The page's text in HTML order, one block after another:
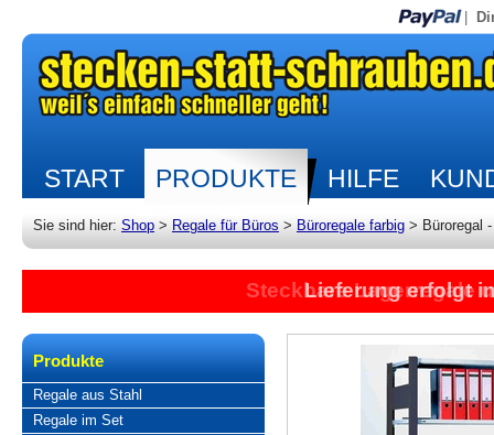
START PRODUKTE HILFE
Sie sind hier: Shop > Regale für Büros > Büroregale farbig > Büroregal
Steckbare Lagerregale
Lieferung erfolgt
Produkte
Regale aus Stahl
Regale im Set